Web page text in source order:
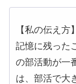
【私の伝え方】
記憶に残った
の部活動が一
は、部活で大